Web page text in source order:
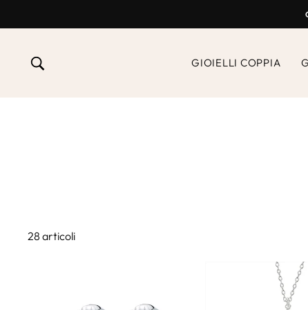
al
GIOIELLI COPPIA
28 articoli